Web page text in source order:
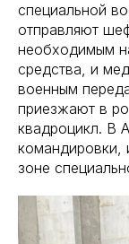
специальной
отправляют
необходимым
средства, и
военным
приезжают в
квадроцикл. В
командировки,
зоне